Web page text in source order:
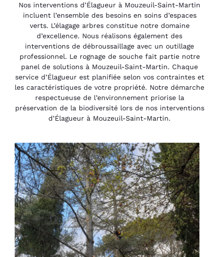
Nos interventions d’Élagueur à Mouzeuil-Saint-Martin
incluent l’ensemble des besoins en soins d’espaces
verts. L’élagage arbres constitue notre domaine
d’excellence. Nous réalisons également des
interventions de débroussaillage avec un outillage
professionnel. Le rognage de souche fait partie notre
panel de solutions à Mouzeuil-Saint-Martin. Chaque
service d’Élagueur est planifiée selon vos contraintes et
les caractéristiques de votre propriété. Notre démarche
respectueuse de l’environnement priorise la
préservation de la biodiversité lors de nos interventions
d’Élagueur à Mouzeuil-Saint-Martin.